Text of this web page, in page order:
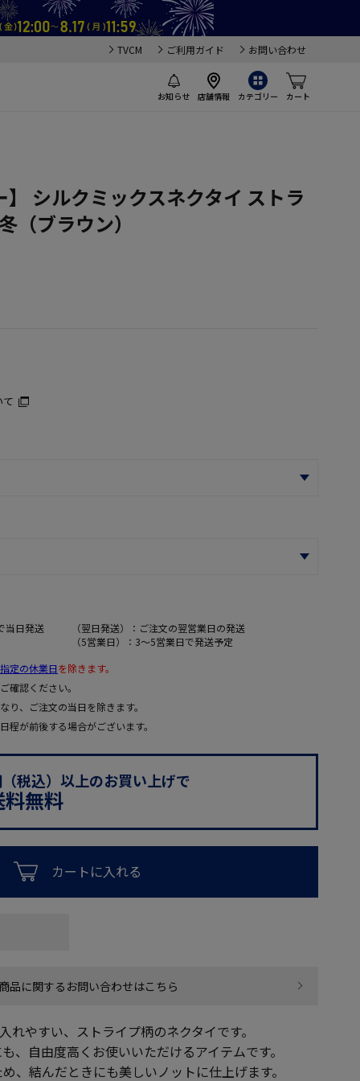
TVCM ご利用ガイド お問い合わせ
お知らせ 店舗情報 カテゴリー カート
】 シルクミックスネクタイ ストラ
（ブラウン）
て
当日発送
（翌日発送）：ご注文の翌営業日の発送
（5営業日）：3～5営業日で発送予定
定の休業日を除きます。
確認ください。
、ご注文の当日を除きます。
が前後する場合がございます。
税込）以上のお買い上げで
無料
カートに入れる
品に関するお問い合わせはこちら
れやすい、ストライプ柄のネクタイです。
、自由度高くお使いいただけるアイテムです。
、結んだときにも美しいノットに仕上げます。